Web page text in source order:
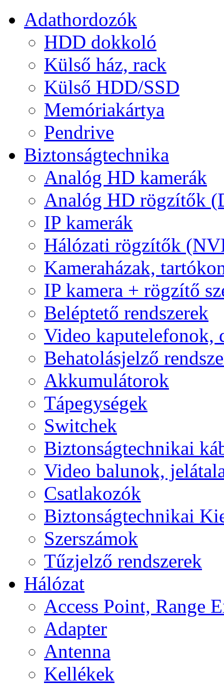
Adathordozók
HDD dokkoló
Külső ház, rack
Külső HDD/SSD
Memóriakártya
Pendrive
Biztonságtechnika
Analóg HD kamerák
Analóg HD rögzítők
IP kamerák
Hálózati rögzítők
Kameraházak,
IP kamera + rögzítő
Beléptető rendszerek
Video kaputelefonok,
Behatolásjelző
Akkumulátorok
Tápegységek
Switchek
Biztonságtechnikai
Video balunok,
Csatlakozók
Biztonságtechnikai
Szerszámok
Tűzjelző rendszerek
Hálózat
Access Point, Range
Adapter
Antenna
Kellékek